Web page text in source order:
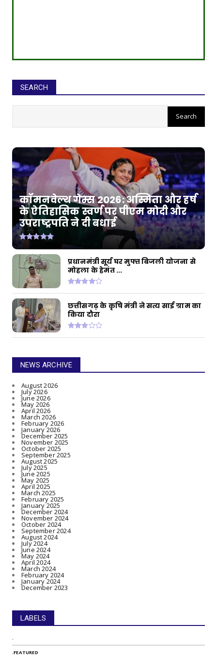
SEARCH
कॉमनवेल्थ गेम्स 2026: अस्मिता और हर्ष
के ऐतिहासिक स्वर्ण पर पीएम मोदी और
उपराष्ट्रपति ने दी बधाई
प्रधानमंत्री सूर्य घर मुफ्त बिजली योजना से
मोहला के हेमंत ...
छत्तीसगढ़ के कृषि मंत्री ने सत्य साई ग्राम का
किया दौरा
NEWS ARCHIVE
August 2026
July 2026
June 2026
May 2026
April 2026
March 2026
February 2026
January 2026
December 2025
November 2025
October 2025
September 2025
August 2025
July 2025
June 2025
May 2025
April 2025
March 2025
February 2025
January 2025
December 2024
November 2024
October 2024
September 2024
August 2024
July 2024
June 2024
May 2024
April 2024
March 2024
February 2024
January 2024
December 2023
LABELS
.
.FEATURED